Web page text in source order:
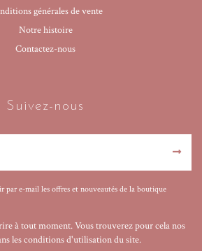
générales de vente
Notre histoire
Contactez-nous
Suivez-nous
par e-mail les offres et nouveautés de la boutique
à tout moment. Vous trouverez pour cela nos
les conditions d'utilisation du site.